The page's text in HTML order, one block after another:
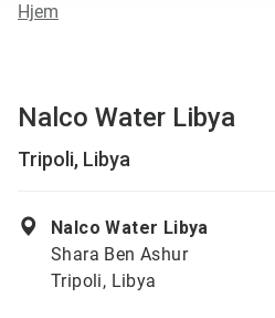
Hjem
Nalco Water Libya
Tripoli, Libya
Nalco Water Libya
Shara Ben Ashur
Tripoli, Libya